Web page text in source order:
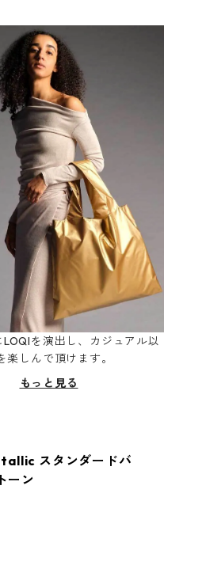
LOQIを演出し、カジュアル以
楽しんで頂けます。
もっと見る
スタンダードバ
ーン